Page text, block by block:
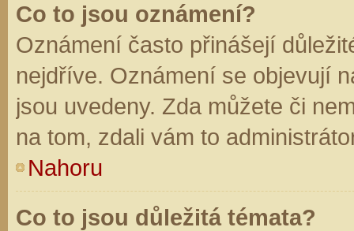
Co to jsou oznámení?
Oznámení často přinášejí
nejdříve. Oznámení se objevují
jsou uvedeny. Zda můžete či
na tom, zdali vám to
Nahoru
Co to jsou důležitá témata?